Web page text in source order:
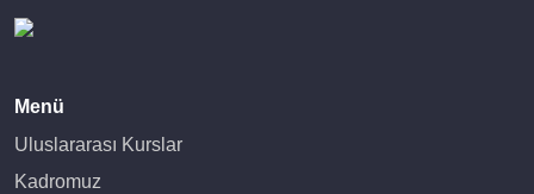
Menü
Uluslararası Kurslar
Kadromuz